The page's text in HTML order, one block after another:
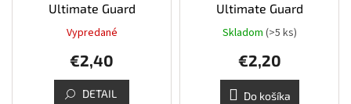
Ultimate Guard
Vypredané
€2,40
DETAIL
Ultimate Guard
Skladom (>5 ks)
€2,20
Do košíka